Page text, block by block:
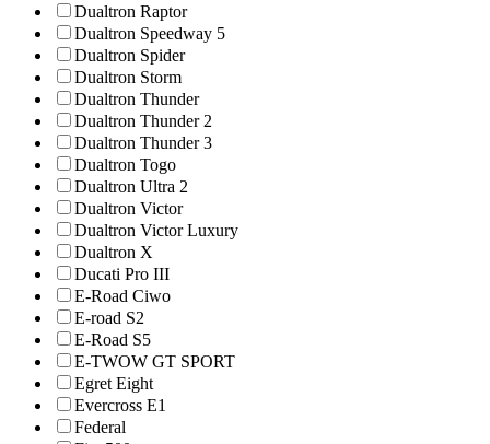
Dualtron Raptor
Dualtron Speedway 5
Dualtron Spider
Dualtron Storm
Dualtron Thunder
Dualtron Thunder 2
Dualtron Thunder 3
Dualtron Togo
Dualtron Ultra 2
Dualtron Victor
Dualtron Victor Luxury
Dualtron X
Ducati Pro III
E-Road Ciwo
E-road S2
E-Road S5
E-TWOW GT SPORT
Egret Eight
Evercross E1
Federal